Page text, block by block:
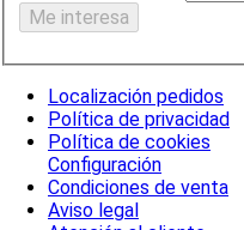
Localización pedidos
Política de privacidad
Política de cookies
Configuración
Condiciones de venta
Aviso legal